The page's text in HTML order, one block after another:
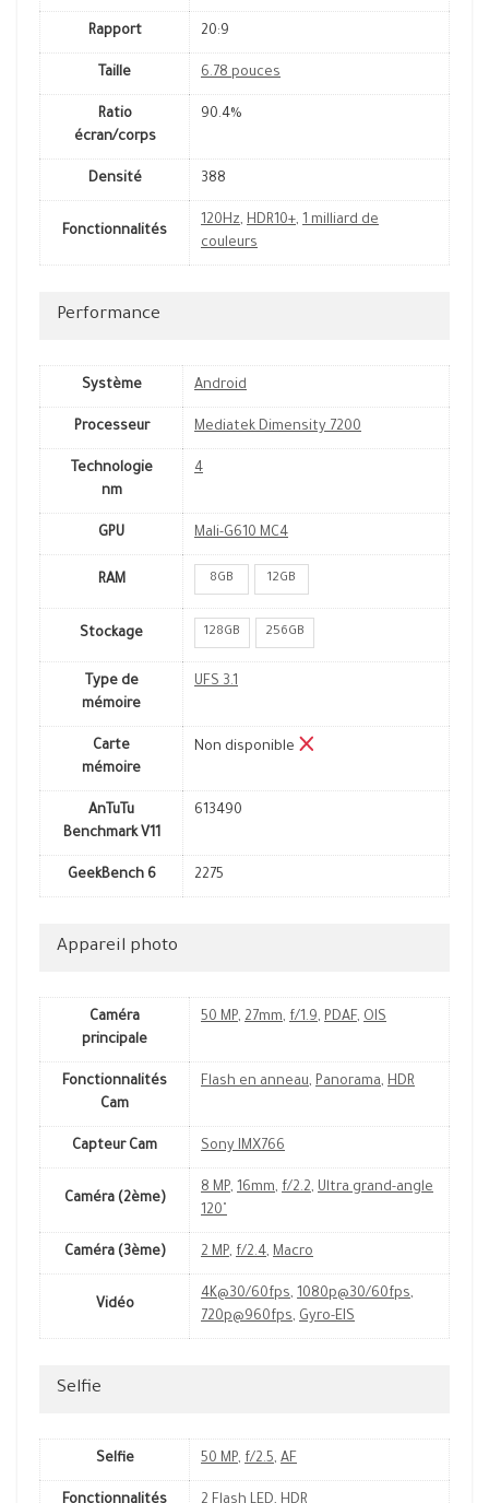
Rapport 20:9
Taille 6.78 pouces
Ratio
écran/corps
90.4%
Densité 388
Fonctionnalités
120Hz, HDR10+, 1 milliard de
couleurs
Performance
Système Android
Processeur Mediatek Dimensity 7200
Technologie
nm
4
GPU Mali-G610 MC4
RAM 8GB 12GB
Stockage 128GB 256GB
Type de
mémoire
UFS 3.1
Carte
mémoire
Non disponible
AnTuTu
Benchmark V11
613490
GeekBench 6 2275
Appareil photo
Caméra
principale
50 MP, 27mm, f/1.9, PDAF, OIS
Fonctionnalités
Cam
Flash en anneau, Panorama, HDR
Capteur Cam Sony IMX766
Caméra (2ème)
8 MP, 16mm, f/2.2, Ultra grand-angle
120˚
Caméra (3ème) 2 MP, f/2.4, Macro
Vidéo
4K@30/60fps, 1080p@30/60fps,
720p@960fps, Gyro-EIS
Selfie
Selfie 50 MP, f/2.5, AF